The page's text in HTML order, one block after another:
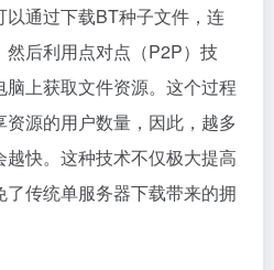
通过下载BT种子文件，连
后利用点对点（P2P）技
上获取文件资源。这个过程
源的用户数量，因此，越多
快。这种技术不仅极大提高
传统单服务器下载带来的拥